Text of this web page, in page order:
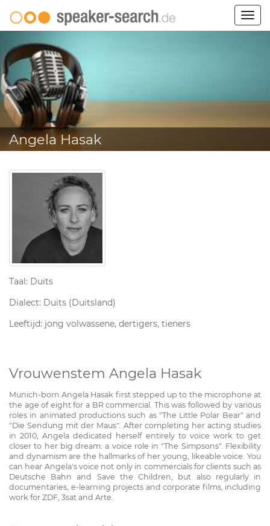
Angela Hasak
Taal: Duits
Dialect: Duits (Duitsland)
Leeftijd: jong volwassene, dertigers, tieners
Vrouwenstem Angela Hasak
Munich-born Angela Hasak first stepped up to the microphone at
the age of eight for a BR commercial. This was followed by various
roles in animated productions such as "The Little Polar Bear" and
"Die Sendung mit der Maus". After completing her acting studies
in 2010, Angela dedicated herself entirely to voice work to get
closer to her big dream: a voice role in "The Simpsons". Flexibility
and dynamism are the hallmarks of her young, likeable voice. You
can hear Angela's voice not only in commercials for clients such as
Deutsche Bahn and Save the Children, but also regularly in
documentaries, e-learning projects and corporate films, including
work for ZDF, 3sat and Arte.